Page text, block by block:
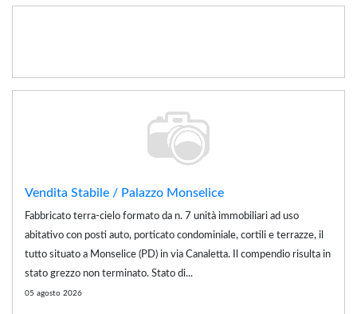
Vendita Stabile / Palazzo Monselice
Fabbricato terra-cielo formato da n. 7 unità immobiliari ad uso
abitativo con posti auto, porticato condominiale, cortili e terrazze, il
tutto situato a Monselice (PD) in via Canaletta. Il compendio risulta in
stato grezzo non terminato. Stato di...
05 agosto 2026